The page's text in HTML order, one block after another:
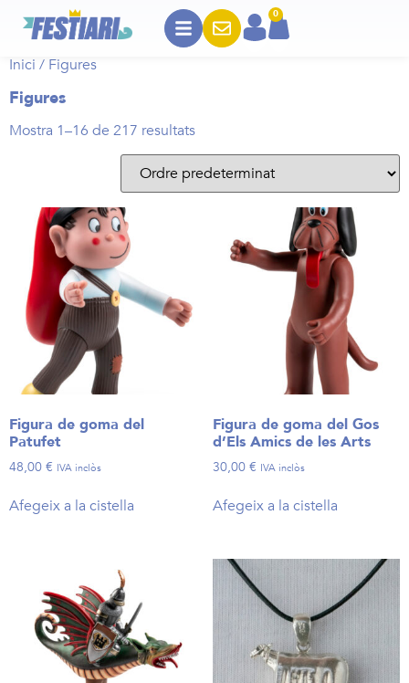
0
Inici / Figures
Figures
Mostra 1–16 de 217 resultats
Figura de goma del
Patufet
48,00 € IVA inclòs
Afegeix a la cistella
Figura de goma del Gos
d’Els Amics de les Arts
30,00 € IVA inclòs
Afegeix a la cistella